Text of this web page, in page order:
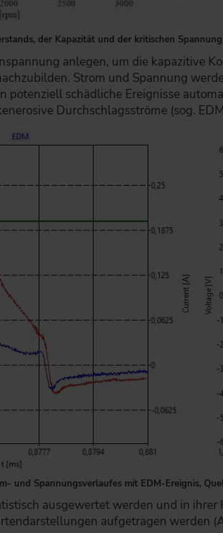
der Kapazität und der kritischen
und Spannungsverlaufes mit EDM-Ereignis,
anlegen, um die kapazitive
Strom und Spannung
potenziell schädliche Ereignisse
Durchschlagsströme (sog.
ausgewertet werden und in
aufgetragen werden